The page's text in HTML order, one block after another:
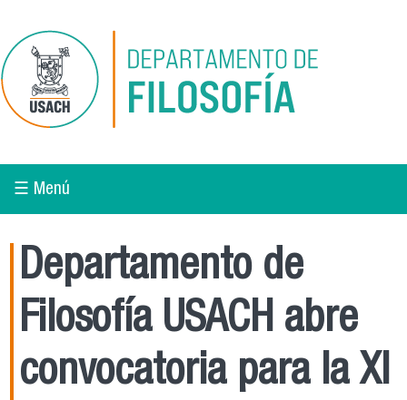
☰ Menú
Departamento de
Filosofía USACH abre
convocatoria para la XI